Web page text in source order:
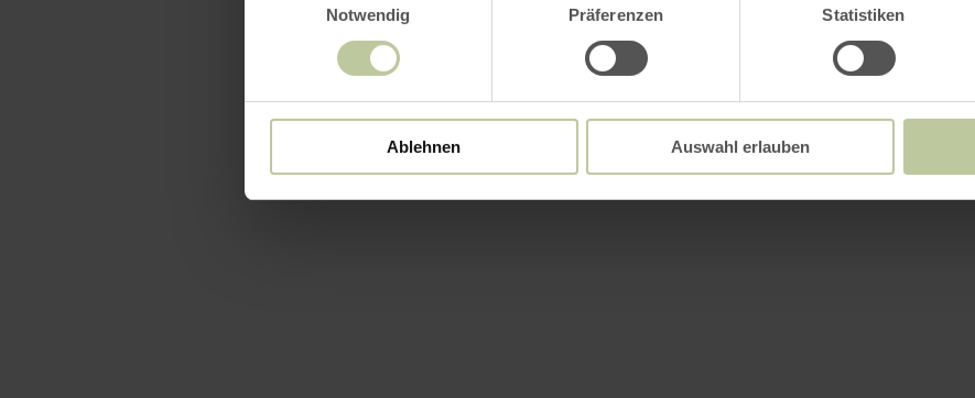
Notwendig
Präferenzen Statistiken
Ablehnen Auswahl erlauben